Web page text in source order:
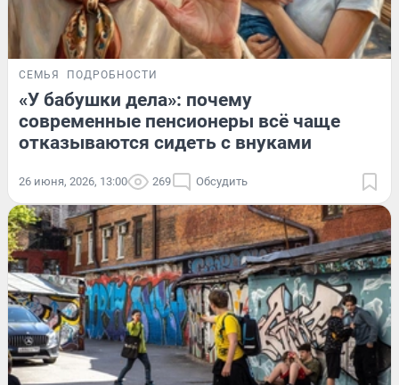
СЕМЬЯ ПОДРОБНОСТИ
«У бабушки дела»: почему
современные пенсионеры всё чаще
отказываются сидеть с внуками
26 июня, 2026, 13:00 269 Обсудить